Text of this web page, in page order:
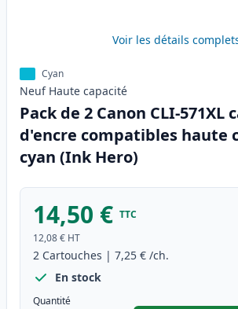
Voir les détails
Cyan
Neuf Haute capacité
Pack de 2 Canon CLI-571XL
d'encre compatibles haute
cyan (Ink Hero)
14,50 € TTC
12,08 € HT
2 Cartouches | 7,25 € /ch.
En stock
Quantité